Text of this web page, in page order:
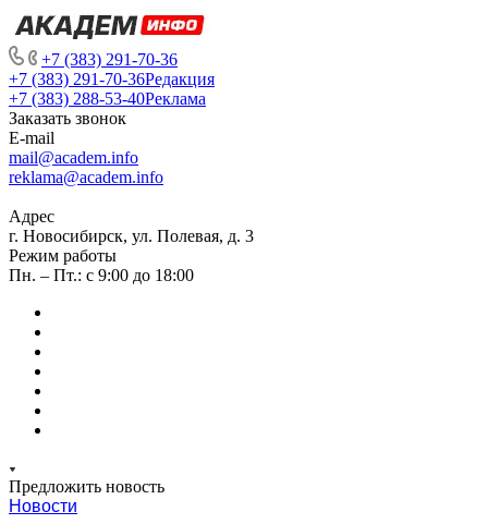
+7 (383) 291-70-36
+7 (383) 291-70-36Редакция
+7 (383) 288-53-40Реклама
Заказать звонок
E-mail
mail@academ.info
reklama@academ.info
Адрес
г. Новосибирск, ул. Полевая, д. 3
Режим работы
Пн. – Пт.: с 9:00 до 18:00
Предложить новость
Новости